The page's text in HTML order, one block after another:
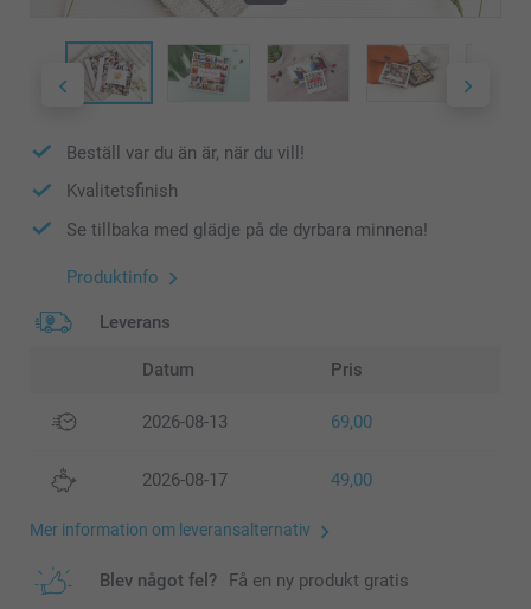
Beställ var du än är, när du vill!
Kvalitetsfinish
Se tillbaka med glädje på de dyrbara minnena!
Produktinfo
Leverans
Datum Pris
2026-08-13 69,00
2026-08-17 49,00
Mer information om leveransalternativ
Blev något fel? Få en ny produkt gratis